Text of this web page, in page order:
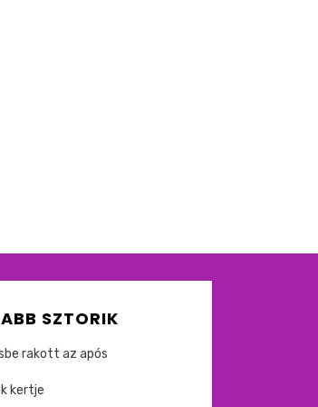
SZTORIK
rakott az após
kertje